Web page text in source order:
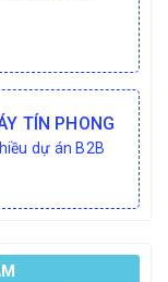
TÍN PHONG
dự án B2B